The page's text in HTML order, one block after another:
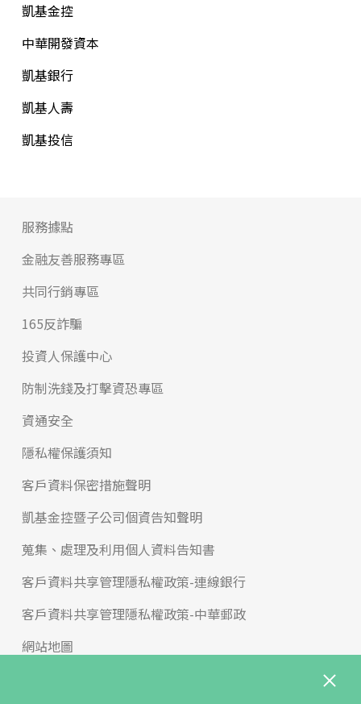
凱基金控
中華開發資本
凱基銀行
凱基人壽
凱基投信
服務據點
金融友善服務專區
共同行銷專區
165反詐騙
投資人保護中心
防制洗錢及打擊資恐專區
資通安全
隱私權保護須知
客戶資料保密措施聲明
凱基金控暨子公司個資告知聲明
蒐集、處理及利用個人資料告知書
客戶資料共享管理隱私權政策-連線銀行
客戶資料共享管理隱私權政策-中華郵政
網站地圖